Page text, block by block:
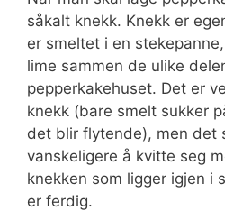
såkalt knekk. Knekk er
er smeltet i en
lime sammen de ulike
pepperkakehuset. Det er
knekk (bare smelt sukker
det blir flytende), men det
vanskeligere å kvitte seg
knekken som ligger igjen i
er ferdig.